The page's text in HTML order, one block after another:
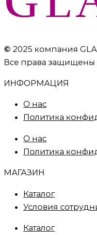
© 2025 компания
Все права защищены
ИНФОРМАЦИЯ
О нас
Политика
О нас
Политика
МАГАЗИН
Каталог
Условия
Каталог